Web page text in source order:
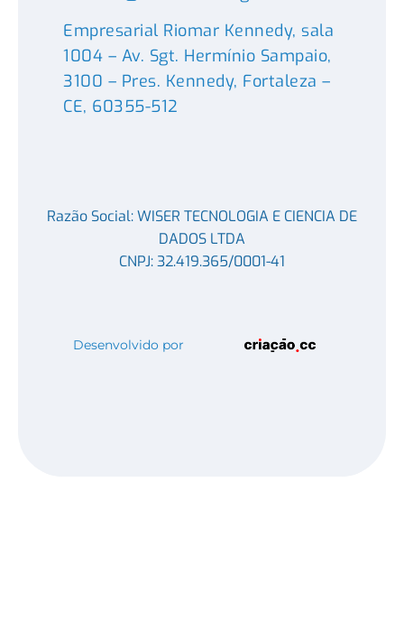
Empresarial Riomar Kennedy, sala
1004 – Av. Sgt. Hermínio Sampaio,
3100 – Pres. Kennedy, Fortaleza –
CE, 60355-512
Razão Social: WISER TECNOLOGIA E CIENCIA DE
DADOS LTDA
CNPJ: 32.419.365/0001-41
Desenvolvido por